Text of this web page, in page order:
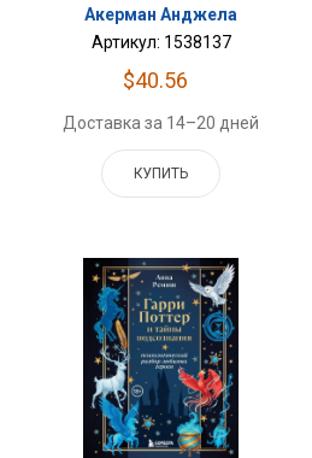
Акерман Анджела
Артикул: 1538137
$40.56
Доставка за 14–20 дней
КУПИТЬ